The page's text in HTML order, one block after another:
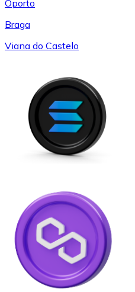
Oporto
Braga
Viana do Castelo